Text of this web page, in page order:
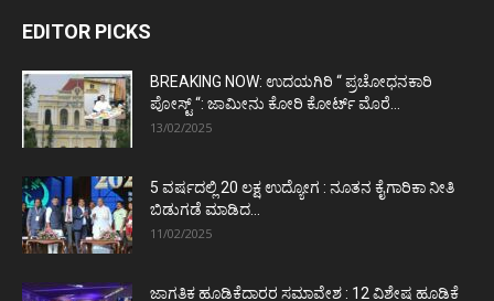
EDITOR PICKS
BREAKING NOW: ಉದಯಗಿರಿ “ ಪ್ರಚೋಧನಕಾರಿ
ಪೋಸ್ಟ್‌ “: ಜಾಮೀನು ಕೋರಿ ಕೋರ್ಟ್‌ ಮೊರೆ...
13/02/2025
5 ವರ್ಷದಲ್ಲಿ 20 ಲಕ್ಷ ಉದ್ಯೋಗ : ನೂತನ ಕೈಗಾರಿಕಾ ನೀತಿ
ಬಿಡುಗಡೆ ಮಾಡಿದ...
11/02/2025
ಜಾಗತಿಕ ಹೂಡಿಕೆದಾರರ ಸಮಾವೇಶ : 12 ವಿಶೇಷ ಹೂಡಿಕೆ